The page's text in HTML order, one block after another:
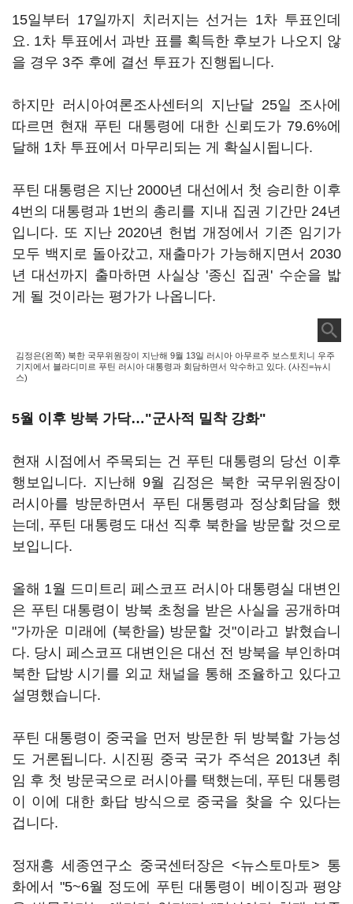
15일부터 17일까지 치러지는 선거는 1차 투표인데
요. 1차 투표에서 과반 표를 획득한 후보가 나오지 않
을 경우 3주 후에 결선 투표가 진행됩니다.
하지만 러시아여론조사센터의 지난달 25일 조사에
따르면 현재 푸틴 대통령에 대한 신뢰도가 79.6%에
달해 1차 투표에서 마무리되는 게 확실시됩니다.
푸틴 대통령은 지난 2000년 대선에서 첫 승리한 이후
4번의 대통령과 1번의 총리를 지내 집권 기간만 24년
입니다. 또 지난 2020년 헌법 개정에서 기존 임기가
모두 백지로 돌아갔고, 재출마가 가능해지면서 2030
년 대선까지 출마하면 사실상 '종신 집권' 수순을 밟
게 될 것이라는 평가가 나옵니다.
김정은(왼쪽) 북한 국무위원장이 지난해 9월 13일 러시아 아무르주 보스토치니 우주
기지에서 블라디미르 푸틴 러시아 대통령과 회담하면서 악수하고 있다. (사진=뉴시
스)
5월 이후 방북 가닥…"군사적 밀착 강화"
현재 시점에서 주목되는 건 푸틴 대통령의 당선 이후
행보입니다. 지난해 9월 김정은 북한 국무위원장이
러시아를 방문하면서 푸틴 대통령과 정상회담을 했
는데, 푸틴 대통령도 대선 직후 북한을 방문할 것으로
보입니다.
올해 1월 드미트리 페스코프 러시아 대통령실 대변인
은 푸틴 대통령이 방북 초청을 받은 사실을 공개하며
"가까운 미래에 (북한을) 방문할 것"이라고 밝혔습니
다. 당시 페스코프 대변인은 대선 전 방북을 부인하며
북한 답방 시기를 외교 채널을 통해 조율하고 있다고
설명했습니다.
푸틴 대통령이 중국을 먼저 방문한 뒤 방북할 가능성
도 거론됩니다. 시진핑 중국 국가 주석은 2013년 취
임 후 첫 방문국으로 러시아를 택했는데, 푸틴 대통령
이 이에 대한 화답 방식으로 중국을 찾을 수 있다는
겁니다.
정재흥 세종연구소 중국센터장은 <뉴스토마토> 통
화에서 "5~6월 정도에 푸틴 대통령이 베이징과 평양